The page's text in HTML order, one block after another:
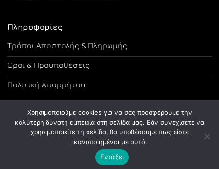
Πληροφορίες
Τρόποι Αποστολής & Πληρωμής
Όροι & Προϋποθέσεις
Πολιτική Απορρήτου
Copyright 2026 © Designed and Developed by Tsama Graphics
Χρησιμοποιούμε cookies για να σας προσφέρουμε την
καλύτερη δυνατή εμπειρία στη σελίδα μας. Εάν συνεχίσετε να
χρησιμοποιείτε τη σελίδα, θα υποθέσουμε πως είστε
ικανοποιημένοι με αυτό.
Εντάξει